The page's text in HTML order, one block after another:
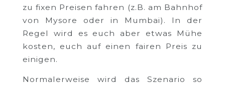
zu fixen Preisen fahren (z.B. am Bahnhof
von Mysore oder in Mumbai). In der
Regel wird es euch aber etwas Mühe
kosten, euch auf einen fairen Preis zu
einigen.
Normalerweise wird das Szenario so